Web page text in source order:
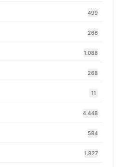
499
266
1.088
268
11
4.448
584
1.827